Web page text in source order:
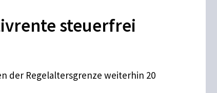
steuerfrei
der Regelaltersgrenze weiterhin 20